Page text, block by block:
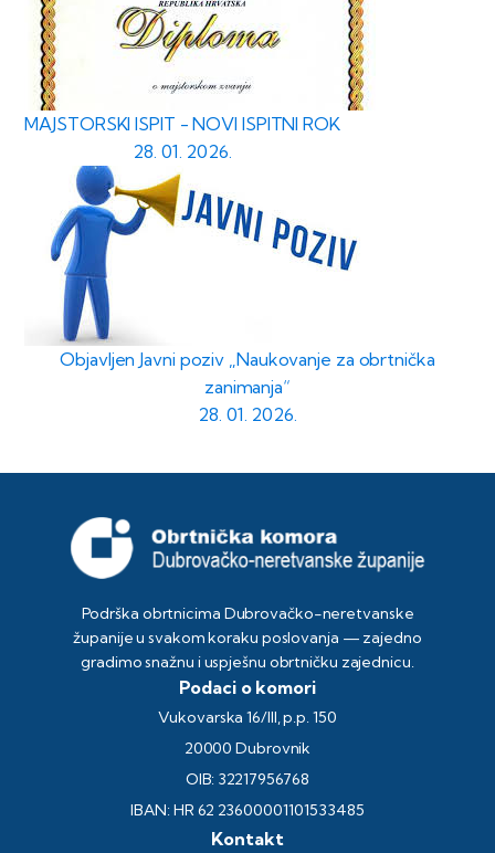
MAJSTORSKI ISPIT - NOVI ISPITNI ROK
28. 01. 2026.
Objavljen Javni poziv „Naukovanje za obrtnička
zanimanja“
28. 01. 2026.
Podrška obrtnicima Dubrovačko-neretvanske
županije u svakom koraku poslovanja — zajedno
gradimo snažnu i uspješnu obrtničku zajednicu.
Podaci o komori
Vukovarska 16/III, p.p. 150
20000 Dubrovnik
OIB: 32217956768
IBAN: HR 62 23600001101533485
Kontakt